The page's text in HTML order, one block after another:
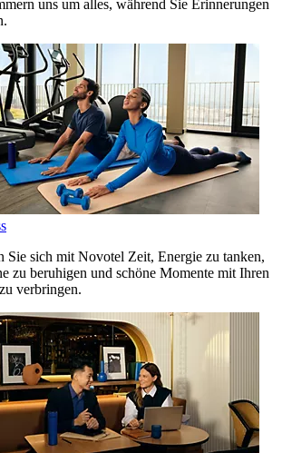
uns um alles, während Sie Erinnerungen
Sie sich mit Novotel Zeit, Energie zu tanken,
zu beruhigen und schöne Momente mit Ihren
verbringen.